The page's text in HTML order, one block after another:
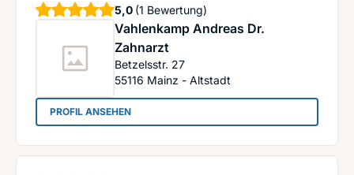
Vahlenkamp Andreas Dr.
Zahnarzt
Betzelsstr. 27
55116 Mainz - Altstadt
5,0 Sterne
(1 Bewertung)
PROFIL ANSEHEN: Vahlenkamp Andreas Dr. Zahnarzt